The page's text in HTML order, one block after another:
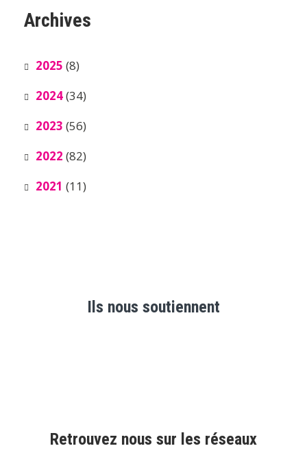
Archives
2025 (8)
2024(34)
2023 (56)
2022 (82)
2021 (11)
Ils nous soutiennent
Retrouvez nous sur les réseaux